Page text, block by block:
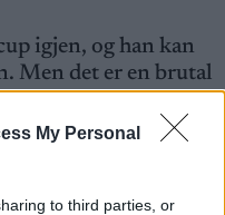
My Personal
to third parties, or
igjen, og han kan
Men det er en brutal
han går med kniven
Og det er også en